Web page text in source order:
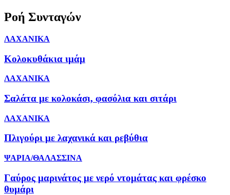
Ροή Συνταγών
ΛΑΧΑΝΙΚΑ
Κολοκυθάκια ιμάμ
ΛΑΧΑΝΙΚΑ
Σαλάτα με κολοκάσι, φασόλια και σιτάρι
ΛΑΧΑΝΙΚΑ
Πλιγούρι με λαχανικά και ρεβύθια
ΨΑΡΙΑ/ΘΑΛΑΣΣΙΝΑ
Γαύρος μαρινάτος με νερό ντομάτας και φρέσκο
θυμάρι